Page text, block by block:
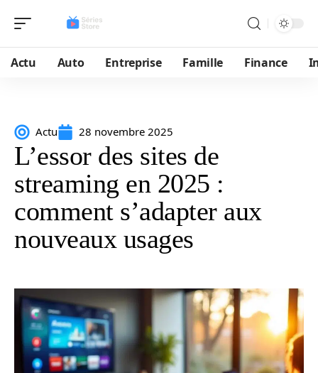
Actu Auto Entreprise Famille Finance
Actu 28 novembre 2025
L’essor des sites de
streaming en 2025 :
comment s’adapter aux
nouveaux usages